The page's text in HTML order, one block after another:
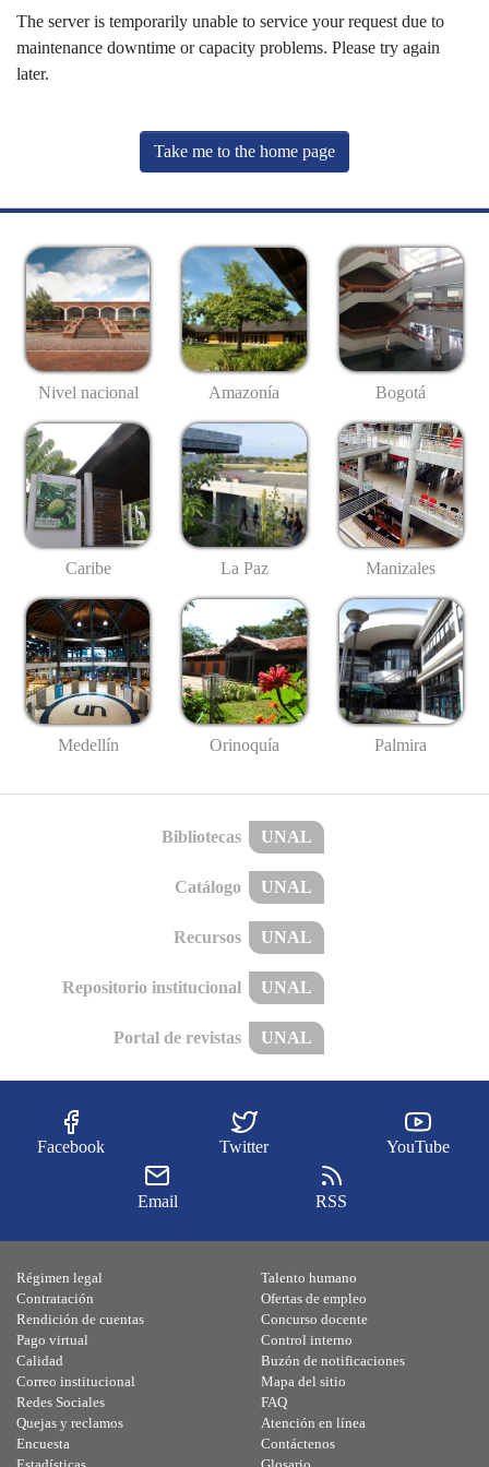
The server is temporarily unable to service your request due to
maintenance downtime or capacity problems. Please try again
later.
Take me to the home page
Nivel nacional Amazonía Bogotá
Caribe La Paz Manizales
Medellín Orinoquía Palmira
Bibliotecas UNAL
Catálogo UNAL
Recursos UNAL
Repositorio institucional UNAL
Portal de revistas UNAL
Facebook Twitter YouTube
Email RSS
Régimen legal
Contratación
Rendición de cuentas
Pago virtual
Calidad
Talento humano
Ofertas de empleo
Concurso docente
Control interno
Buzón de notificaciones
Correo institucional
Redes Sociales
Quejas y reclamos
Encuesta
Mapa del sitio
FAQ
Atención en línea
Contáctenos